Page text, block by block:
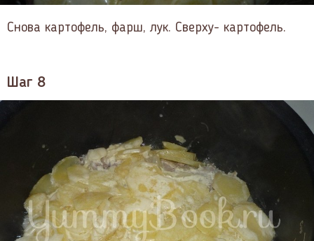
Снова картофель, фарш, лук. Сверху- картофель.
Шаг 8